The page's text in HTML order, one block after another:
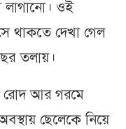
লাগানো। ওই
থাকতে দেখা গেল
তলায়।
রোদ আর গরমে
ছেলেকে নিয়ে